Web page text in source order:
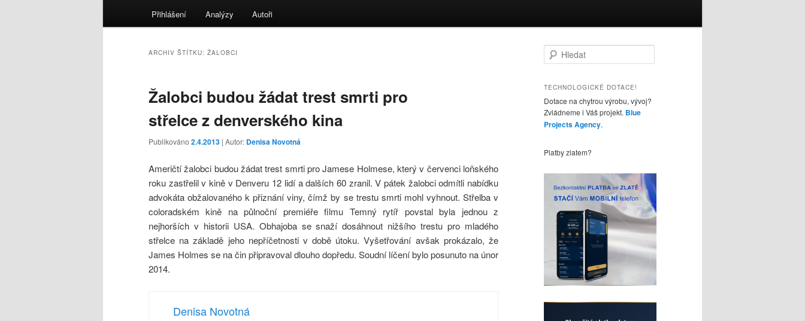
Přihlášení Analýzy Autoři
ARCHIV ŠTÍTKU: ŽALOBCI
Žalobci budou žádat trest smrti pro
střelce z denverského kina
Publikováno 2.4.2013 | Autor: Denisa Novotná
Američtí žalobci budou žádat trest smrti pro Jamese Holmese, který v červenci loňského
roku zastřelil v kině v Denveru 12 lidí a dalších 60 zranil. V pátek žalobci odmítli nabídku
advokáta obžalovaného k přiznání viny, čímž by se trestu smrti mohl vyhnout. Střelba v
coloradském kině na půlnoční premiéře filmu Temný rytíř povstal byla jednou z
nejhorších v historii USA. Obhajoba se snaží dosáhnout nižšího trestu pro mladého
střelce na základě jeho nepříčetnosti v době útoku. Vyšetřování avšak prokázalo, že
James Holmes se na čin připravoval dlouho dopředu. Soudní líčení bylo posunuto na únor
2014.
Denisa Novotná
l
d
t
TECHNOLOGICKÉ DOTACE!
Dotace na chytrou výrobu, vývoj?
Zvládneme i Váš projekt. Blue
Projects Agency.
Platby zlatem?